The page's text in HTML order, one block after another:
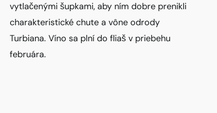
vytlačenými šupkami, aby ním dobre prenikli
charakteristické chute a vône odrody
Turbiana. Víno sa plní do fliaš v priebehu
februára.